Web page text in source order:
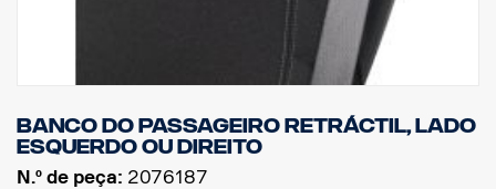
Banco do passageiro retráctil, lado
esquerdo ou direito
N.º de peça: 2076187